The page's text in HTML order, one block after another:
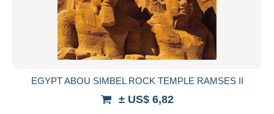
EGYPT ABOU SIMBEL ROCK TEMPLE RAMSES II
± US$ 6,82